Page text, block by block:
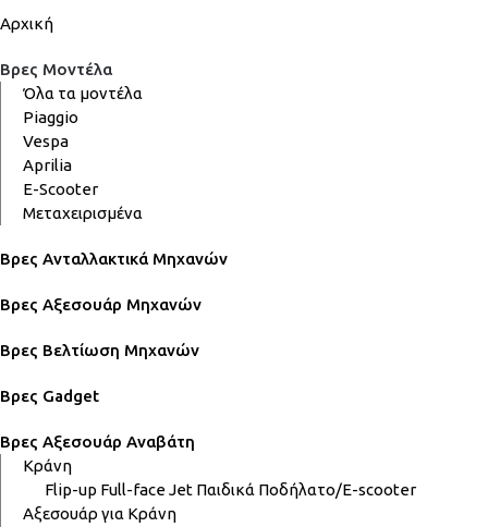
Αρχική
Βρες Μοντέλα
Όλα τα μοντέλα
Piaggio
Vespa
Aprilia
E-Scooter
Μεταχειρισμένα
Βρες Ανταλλακτικά Μηχανών
Βρες Αξεσουάρ Μηχανών
Βρες Βελτίωση Μηχανών
Βρες Gadget
Βρες Αξεσουάρ Αναβάτη
Κράνη
Flip-up Full-faceJet Παιδικά Ποδήλατο/E-scooter
Αξεσουάρ για Κράνη